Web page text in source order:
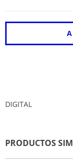
DIGITAL
PRODUCTOS